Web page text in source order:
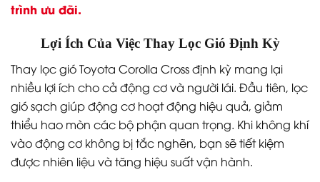
trình ưu đãi.
Lợi Ích Của Việc Thay Lọc Gió Định Kỳ
Thay lọc gió Toyota Corolla Cross định kỳ mang lại
nhiều lợi ích cho cả động cơ và người lái. Đầu tiên, lọc
gió sạch giúp động cơ hoạt động hiệu quả, giảm
thiểu hao mòn các bộ phận quan trọng. Khi không khí
vào động cơ không bị tắc nghẽn, bạn sẽ tiết kiệm
được nhiên liệu và tăng hiệu suất vận hành.